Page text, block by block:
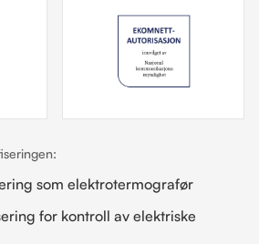
som elektrotermografør
for kontroll av elektriske